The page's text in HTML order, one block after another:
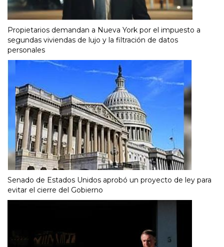
Propietarios demandan a Nueva York por el impuesto a
segundas viviendas de lujo y la filtración de datos
personales
Senado de Estados Unidos aprobó un proyecto de ley para
evitar el cierre del Gobierno